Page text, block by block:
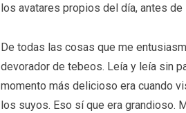
los avatares propios del día, antes
De todas las cosas que me
devorador de tebeos. Leía y leía sin
momento más delicioso era cuando
los suyos. Eso sí que era grandioso.